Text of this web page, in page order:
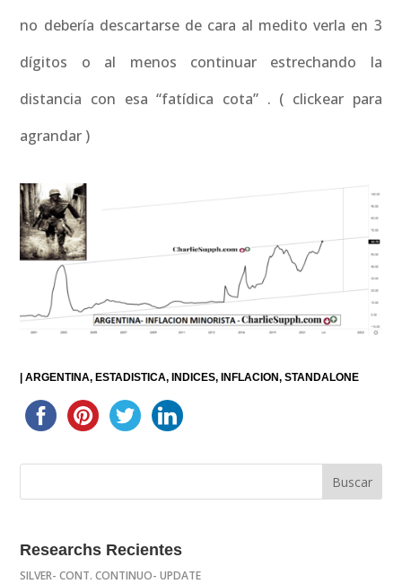
no debería descartarse de cara al medito verla en 3
dígitos o al menos continuar estrechando la
distancia con esa “fatídica cota” . ( clickear para
agrandar )
|ARGENTINA ESTADISTICA INDICES INFLACION STANDALONE
Researchs Recientes
SILVER- CONT. CONTINUO- UPDATE